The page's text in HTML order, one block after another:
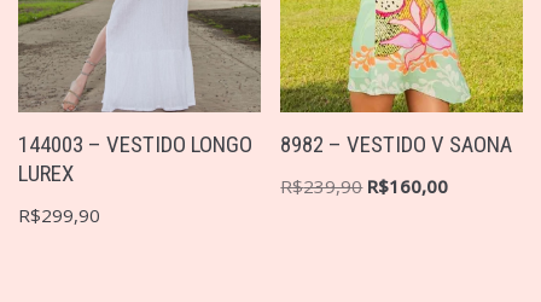
144003 – VESTIDO LONGO
LUREX
R$299,90
8982 – VESTIDO V SAONA
R$239,90 R$160,00